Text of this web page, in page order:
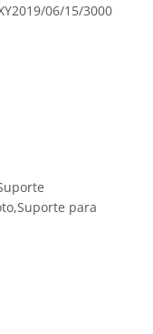
06/15/3000
para